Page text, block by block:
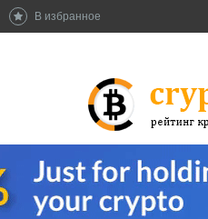
В избранное